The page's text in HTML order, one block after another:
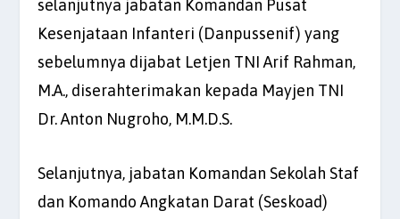
selanjutnya jabatan Komandan Pusat
Kesenjataan Infanteri (Danpussenif) yang
sebelumnya dijabat Letjen TNI Arif Rahman,
M.A., diserahterimakan kepada Mayjen TNI
Dr. Anton Nugroho, M.M.D.S.
Selanjutnya, jabatan Komandan Sekolah Staf
dan Komando Angkatan Darat (Seskoad)